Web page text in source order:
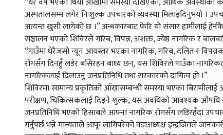
अस्पतालसम्म लगेर निःशुल्क उपचारको व्यवस्था मिलाइदिनुभयो ।
अत्यन्त खुसी लागेको छ ।” अन्धकारबाट फेरि यो संसार हामीलाई
सञ्चालन भएको शिविरले गरिब, विपन्न, अशक्त, ज्येष्ठ नागरिक र
“गाउँमा धेरैजसो न्यून आयस्तर भएका नागरिक, गरिब, दलित र
रोगसँग दिनहुँ लडेर बसिरहन बाध्य छन्, यस शिविरले गाउँका
नागरिकलाई दिलाउनु जनप्रतिनिधि तथा सरकारको दायित्व हो ।”
शिविरमा सामान्य प्रकृतिको आँखासम्बन्धी समस्या भएका
परीक्षण, चिकित्सकलाई दिइने शुल्क, यस अवधिको आवश्यक औषधि
जनप्रतिनिधि भएको हिसाबले आफ्ना नागरिक रोगसँग लडिरहँदा
गर्नुपर्छ भन्ने मान्यताले आफू लागिपरेको वडाअध्यक्ष इन्द्रजितले